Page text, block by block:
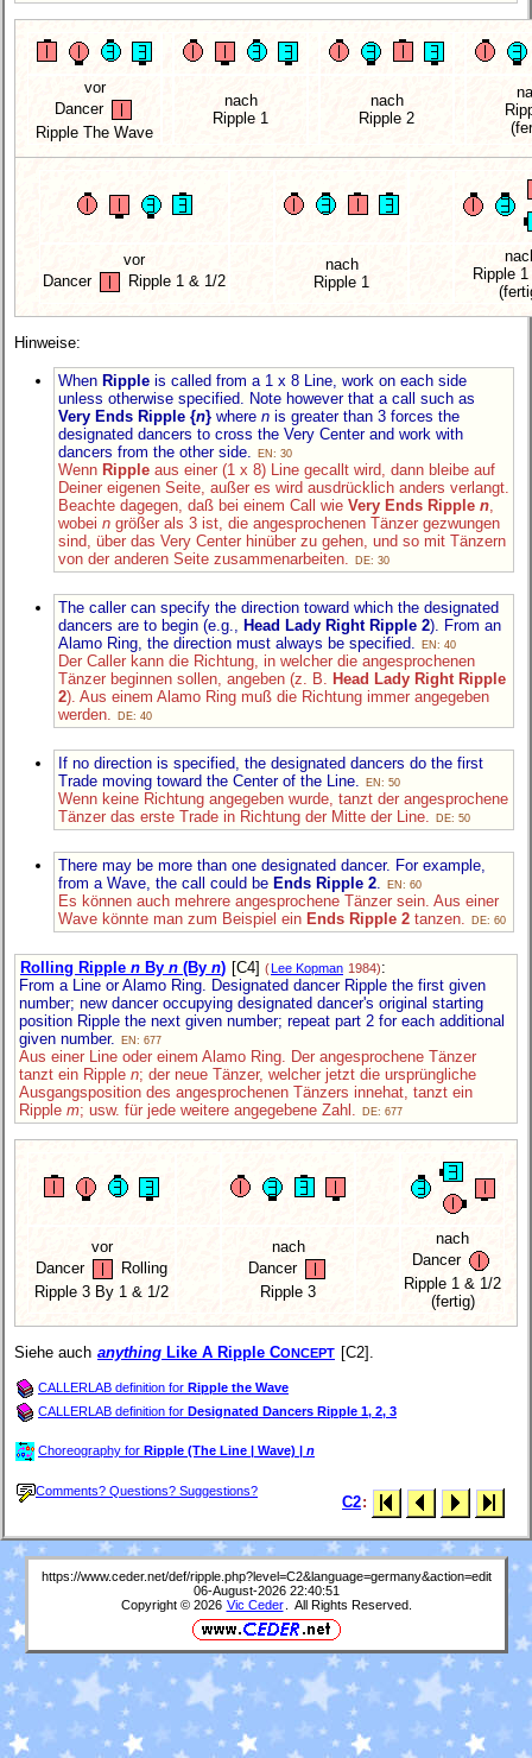
vor
Dancer
Ripple The Wave
nach
Ripple 1
nach
Ripple 2
vor
Dancer
Ripple 1 & 1/2
nach
Ripple 1
Ripple
Hinweise:
When Ripple is called from a 1 x 8 Line, work on each side
unless otherwise specified. Note however that a call such as
Very Ends Ripple {n} where n is greater than 3 forces the
designated dancers to cross the Very Center and work with
dancers from the other side.
EN: 30
Wenn Ripple aus einer (1 x 8) Line gecallt wird, dann bleibe auf
Deiner eigenen Seite, außer es wird ausdrücklich anders verlangt.
Beachte dagegen, daß bei einem Call wie Very Ends Ripple n
wobei n größer als 3 ist, die angesprochenen Tänzer gezwungen
sind, über das Very Center hinüber zu gehen, und so mit Tänzern
von der anderen Seite zusammenarbeiten.
DE: 30
The caller can specify the direction toward which the designated
dancers are to begin (e.g.,
Head Lady Right Ripple 2). From an
Alamo Ring, the direction must always be specified.
EN: 40
Der Caller kann die Richtung, in welcher die angesprochenen
Tänzer beginnen sollen, angeben (z. B.
Head Lady Right Ripple
2). Aus einem Alamo Ring muß die Richtung immer angegeben
werden.
DE: 40
If no direction is specified, the designated dancers do the first
Trade moving toward the Center of the Line.
EN: 50
Wenn keine Richtung angegeben wurde, tanzt der angesprochene
Tänzer das erste Trade in Richtung der Mitte der Line.
DE: 50
There may be more than one designated dancer. For example,
from a Wave, the call could be Ends Ripple 2 EN: 60
Es können auch mehrere angesprochene Tänzer sein. Aus einer
Wave könnte man zum Beispiel ein Ends Ripple 2 tanzen. DE: 60
Rolling Ripple n By n (By n) [C4] (Lee Kopman 1984):
From a Line or Alamo Ring. Designated dancer Ripple the first given
number; new dancer occupying designated dancer's original starting
position Ripple the next given number; repeat part 2 for each additional
given number.
EN: 677
Aus einer Line oder einem Alamo Ring. Der angesprochene Tänzer
tanzt ein Ripple n; der neue Tänzer, welcher jetzt die ursprüngliche
Ausgangsposition des angesprochenen Tänzers innehat, tanzt ein
Ripple m; usw. für jede weitere angegebene Zahl. DE: 677
vor
Dancer
Rolling
Ripple 3 By 1 & 1/2
nach
Dancer
Ripple 3
nach
Dancer
Ripple 1 & 1/2
(fertig)
Siehe auch anything Like A Ripple CONCEPT [C2].
CALLERLAB definition for Ripple the Wave
CALLERLAB definition for Designated Dancers Ripple 1, 2, 3
Choreography for Ripple (The Line | Wave) | n
Comments? Questions? Suggestions?
C2:
https://www.ceder.net/def/ripple.php?level=C2&language=germany&action=edit
06-August-2026 22:40:51
Copyright © 2026 Vic Ceder . All Rights Reserved.